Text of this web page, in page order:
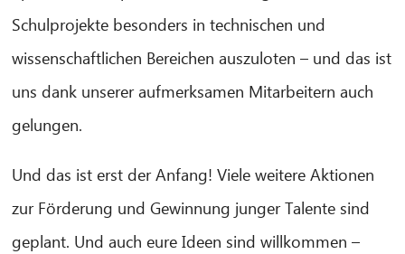
Schulprojekte besonders in technischen und
wissenschaftlichen Bereichen auszuloten – und das ist
uns dank unserer aufmerksamen Mitarbeitern auch
gelungen.
Und das ist erst der Anfang! Viele weitere Aktionen
zur Förderung und Gewinnung junger Talente sind
geplant. Und auch eure Ideen sind willkommen –